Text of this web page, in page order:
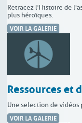
Retracez l'Histoire de
plus héroïques.
VOIR LA GALERIE
Ressources et
Une selection de
VOIR LA GALERIE